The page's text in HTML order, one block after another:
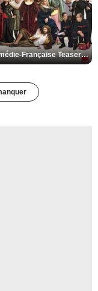
De la Comédie-Française Teaser VF